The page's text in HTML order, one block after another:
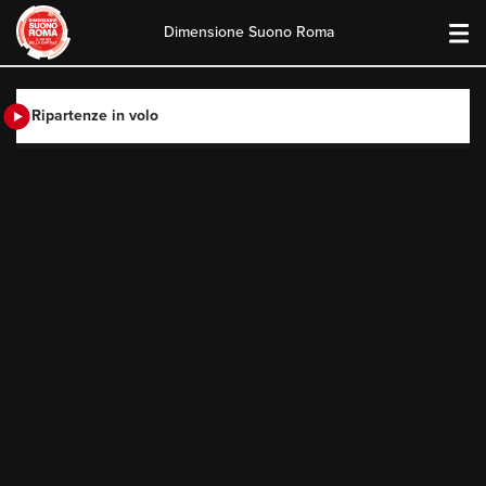
content
Dimensione Suono Roma
Ripartenze in volo